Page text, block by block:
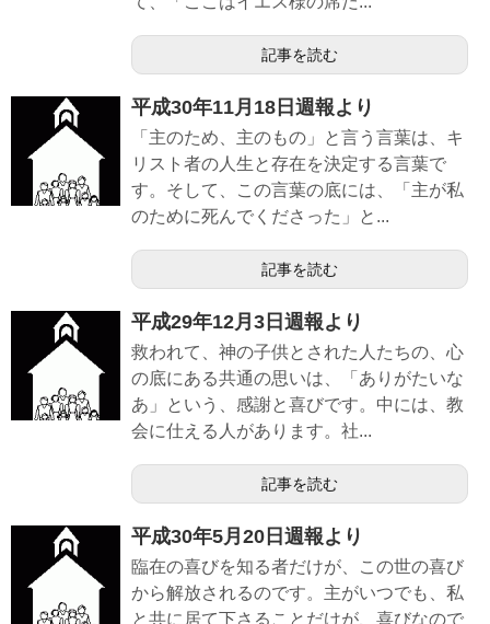
記事を読む
平成30年11月18日週報より
「主のため、主のもの」と言う言葉は、キ
リスト者の人生と存在を決定する言葉で
す。そして、この言葉の底には、「主が私
のために死んでくださった」と...
記事を読む
平成29年12月3日週報より
救われて、神の子供とされた人たちの、心
の底にある共通の思いは、「ありがたいな
あ」という、感謝と喜びです。中には、教
会に仕える人があります。社...
記事を読む
平成30年5月20日週報より
臨在の喜びを知る者だけが、この世の喜び
から解放されるのです。主がいつでも、私
と共に居て下さることだけが、喜びなので